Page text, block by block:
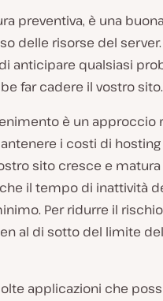
preventiva, è una
delle risorse del
anticipare qualsiasi
far cadere il vostro sito.
è un approccio
i costi di
sito cresce e matura
il tempo di inattività
Per ridurre il
al di sotto del limite
applicazioni che